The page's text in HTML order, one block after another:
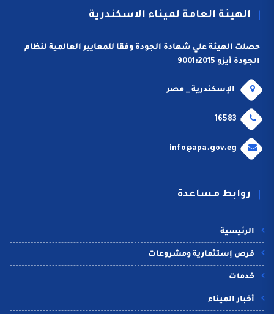
الهيئة العامة لميناء الاسكندرية
حصلت الهيئة علي شهادة الجودة وفقا للمعايير العالمية لنظام
الجودة أيزو 9001:2015
الإسكندرية _ مصر
16583
info@apa.gov.eg
روابط مساعدة
الرئيسية
فرص إستثمارية ومشروعات
خدمات
أخبار الميناء